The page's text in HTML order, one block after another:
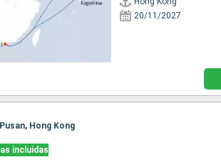
20/11/2027
Hong Kong
incluidas